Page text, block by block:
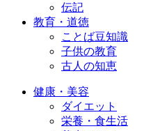
伝記
教育・道徳
ことば豆知識
子供の教育
古人の知恵
健康・美容
ダイエット
栄養・食生活